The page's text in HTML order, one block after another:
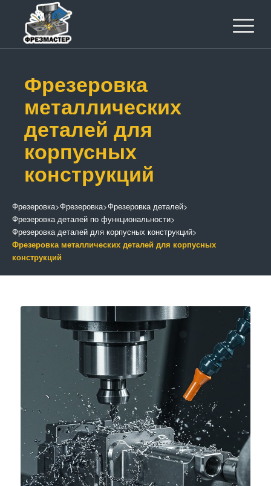
Фрезеровка
металлических
деталей для
корпусных
конструкций
Фрезеровка>Фрезеровка>Фрезеровка деталей>
Фрезеровка деталей по функциональности>
Фрезеровка деталей для корпусных конструкций>
Фрезеровка металлических деталей для корпусных
конструкций